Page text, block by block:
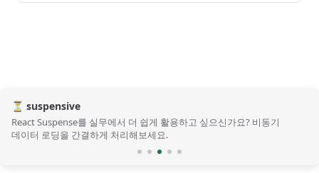
⏳ suspensive
React Suspense를 실무에서 더 쉽게 활용하고 싶으신가요? 비동기
데이터 로딩을 간결하게 처리해보세요.